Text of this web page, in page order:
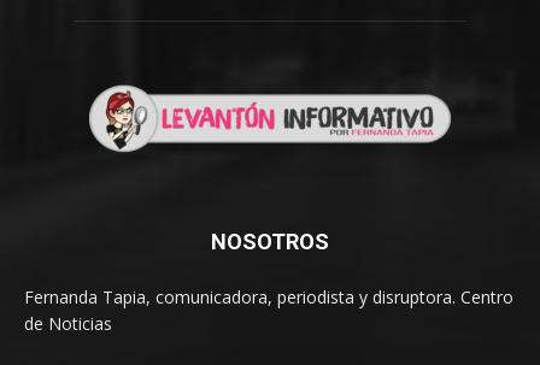
NOSOTROS
Fernanda Tapia, comunicadora, periodista y disruptora. Centro
de Noticias